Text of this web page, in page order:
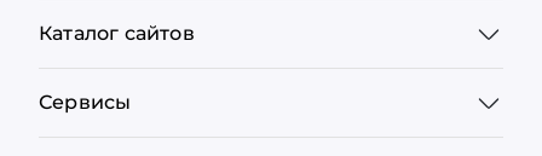
Каталог сайтов
Сервисы